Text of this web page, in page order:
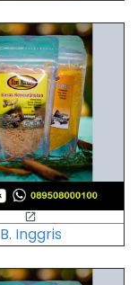
B. Inggris